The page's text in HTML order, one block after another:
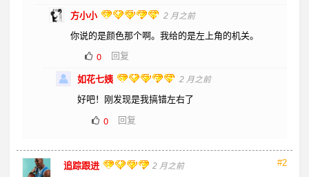
方小小 2 月之前
你说的是颜色那个啊。我给的是左上角的机关。
0
回复
如花七姨 2 月之前
好吧！刚发现是我搞错左右了
0
回复
#2
追踪跟进 2 月之前